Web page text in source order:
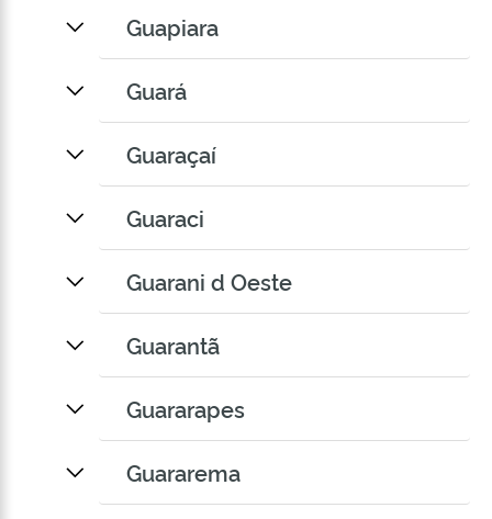
Guapiara
Guará
Guaraçaí
Guaraci
Guarani d Oeste
Guarantã
Guararapes
Guararema